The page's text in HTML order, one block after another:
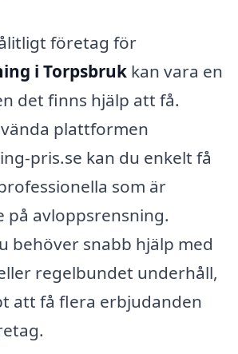
företag för
i Torpsbruk kan vara en
det finns hjälp att få.
plattformen
pris.se kan du enkelt få
som är
på avloppsrensning.
behöver snabb hjälp med
regelbundet underhåll,
att få flera erbjudanden